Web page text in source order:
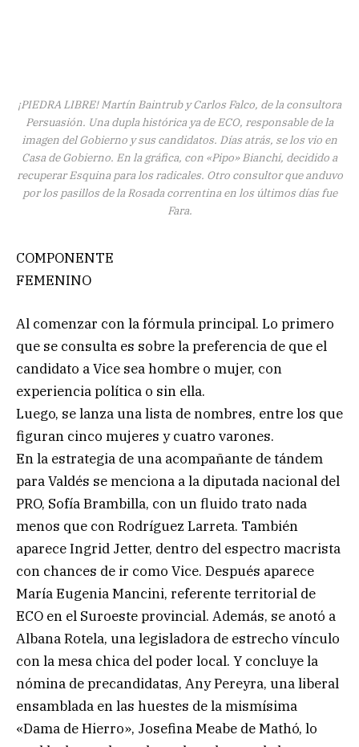
¡PIEDRA LIBRE! Martín Baintrub y Carlos Falco, de la consultora
Persuasión. Una dupla histórica ya de ECO, responsable de la
imagen del Gobierno y sus candidatos. Días atrás, se los vio en
Casa de Gobierno. En la gráfica, con «Pipo» Bianchi, decidido a
recuperar Esquina para los radicales. Otro consultor que anduvo
por los pasillos de la Rosada correntina en los últimos días fue
Fara.
COMPONENTE
FEMENINO
Al comenzar con la fórmula principal. Lo primero
que se consulta es sobre la preferencia de que el
candidato a Vice sea hombre o mujer, con
experiencia política o sin ella.
Luego, se lanza una lista de nombres, entre los que
figuran cinco mujeres y cuatro varones.
En la estrategia de una acompañante de tándem
para Valdés se menciona a la diputada nacional del
PRO, Sofía Brambilla, con un fluido trato nada
menos que con Rodríguez Larreta. También
aparece Ingrid Jetter, dentro del espectro macrista
con chances de ir como Vice. Después aparece
María Eugenia Mancini, referente territorial de
ECO en el Suroeste provincial. Además, se anotó a
Albana Rotela, una legisladora de estrecho vínculo
con la mesa chica del poder local. Y concluye la
nómina de precandidatas, Any Pereyra, una liberal
ensamblada en las huestes de la mismísima
«Dama de Hierro», Josefina Meabe de Mathó, lo